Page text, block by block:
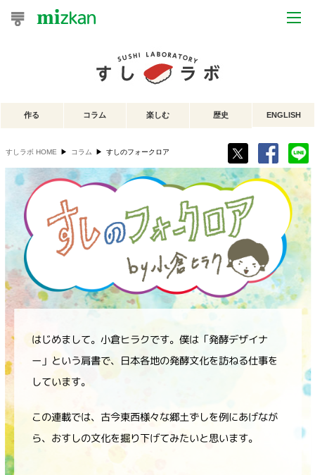
レシピカテゴリ一覧
商品からレシピを探す
レシピ名特集
商品情報
新商品一覧
ブランド・スペシャルサイト
作る コラム 楽しむ 歴史 ENGLISH
すしラボ HOME ▶ コラム ▶ すしのフォークロア
はじめまして。小倉ヒラクです。僕は「発酵デザイナ
ー」という肩書で、日本各地の発酵文化を訪ねる仕事を
しています。
この連載では、古今東西様々な郷土ずしを例にあげなが
ら、おすしの文化を掘り下げてみたいと思います。